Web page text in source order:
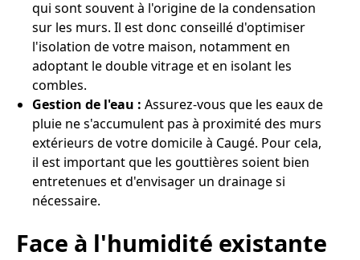
qui sont souvent à l'origine de la condensation
sur les murs. Il est donc conseillé d'optimiser
l'isolation de votre maison, notamment en
adoptant le double vitrage et en isolant les
combles.
Gestion de l'eau : Assurez-vous que les eaux de
pluie ne s'accumulent pas à proximité des murs
extérieurs de votre domicile à Caugé. Pour cela,
il est important que les gouttières soient bien
entretenues et d'envisager un drainage si
nécessaire.
Face à l'humidité existante